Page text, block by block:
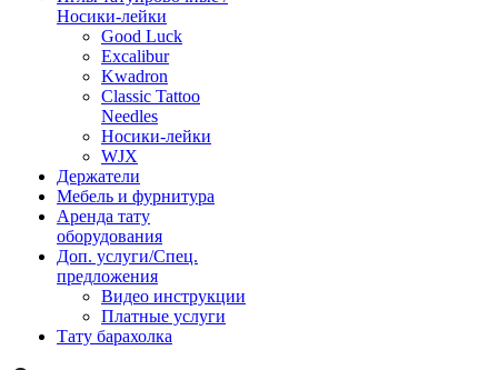
Носики-лейки
Good Luck
Excalibur
Kwadron
Classic Tattoo
Needles
Носики-лейки
WJX
Держатели
Мебель и фурнитура
Аренда тату
оборудования
Доп. услуги/Спец.
предложения
Видео инструкции
Платные услуги
Тату барахолка